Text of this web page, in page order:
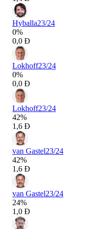
Hyballa23/24
0%
0,0 Đ
Lokhoff23/24
0%
0,0 Đ
Lokhoff23/24
42%
1,6 Đ
van Gastel23/24
42%
1,6 Đ
van Gastel23/24
24%
1,0 Đ